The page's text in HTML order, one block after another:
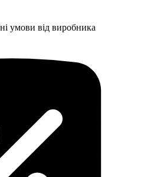
умови від виробника